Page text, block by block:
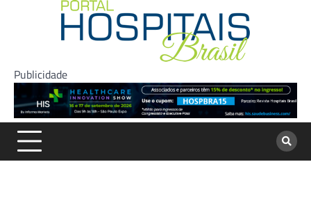
Publicidade